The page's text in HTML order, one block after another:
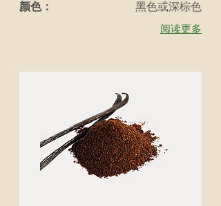
颜色：
黑色或深棕色
阅读更多